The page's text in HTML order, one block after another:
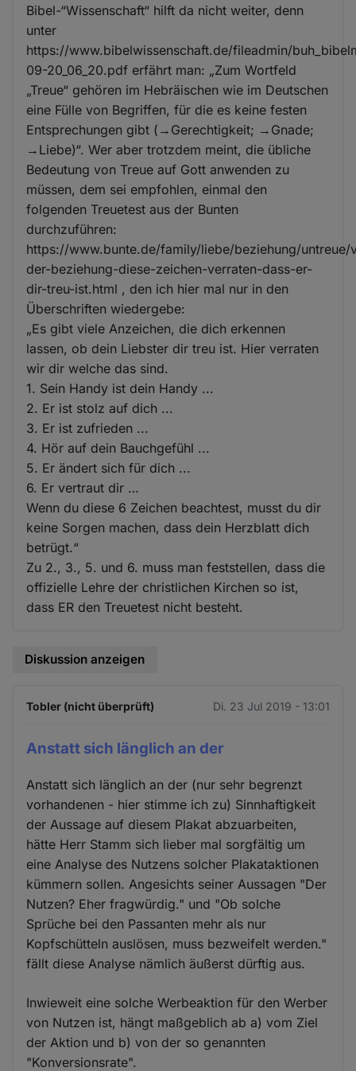
Bibel-“Wissenschaft“ hilft da nicht weiter, denn
unter
https://www.bibelwissenschaft.de/fileadmin/
09-20_06_20.pdf erfährt man: „Zum Wortfeld
„Treue“ gehören im Hebräischen wie im Deutschen
eine Fülle von Begriffen, für die es keine festen
Entsprechungen gibt (→Gerechtigkeit; →Gnade;
→Liebe)“. Wer aber trotzdem meint, die übliche
Bedeutung von Treue auf Gott anwenden zu
müssen, dem sei empfohlen, einmal den
folgenden Treuetest aus der Bunten
durchzuführen:
https://www.bunte.de/family/liebe/beziehung/untreue/
der-beziehung-diese-zeichen-verraten-dass-er-
dir-treu-ist.html , den ich hier mal nur in den
Überschriften wiedergebe:
„Es gibt viele Anzeichen, die dich erkennen
lassen, ob dein Liebster dir treu ist. Hier verraten
wir dir welche das sind.
1. Sein Handy ist dein Handy ...
2. Er ist stolz auf dich ...
3. Er ist zufrieden ...
4. Hör auf dein Bauchgefühl ...
5. Er ändert sich für dich ...
6. Er vertraut dir …
Wenn du diese 6 Zeichen beachtest, musst du dir
keine Sorgen machen, dass dein Herzblatt dich
betrügt.“
Zu 2., 3., 5. und 6. muss man feststellen, dass die
offizielle Lehre der christlichen Kirchen so ist,
dass ER den Treuetest nicht besteht.
Diskussion anzeigen
Tobler (nicht überprüft) Di. 23 Jul 2019 - 13:01
Anstatt sich länglich an der
Anstatt sich länglich an der (nur sehr begrenzt
vorhandenen - hier stimme ich zu) Sinnhaftigkeit
der Aussage auf diesem Plakat abzuarbeiten,
hätte Herr Stamm sich lieber mal sorgfältig um
eine Analyse des Nutzens solcher Plakataktionen
kümmern sollen. Angesichts seiner Aussagen "Der
Nutzen? Eher fragwürdig." und "Ob solche
Sprüche bei den Passanten mehr als nur
Kopfschütteln auslösen, muss bezweifelt werden."
fällt diese Analyse nämlich äußerst dürftig aus.
Inwieweit eine solche Werbeaktion für den Werber
von Nutzen ist, hängt maßgeblich ab a) vom Ziel
der Aktion und b) von der so genannten
"Konversionsrate".